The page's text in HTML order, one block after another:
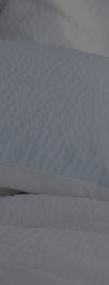
어요